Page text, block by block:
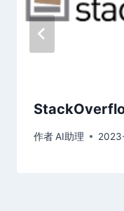
作者AI助理